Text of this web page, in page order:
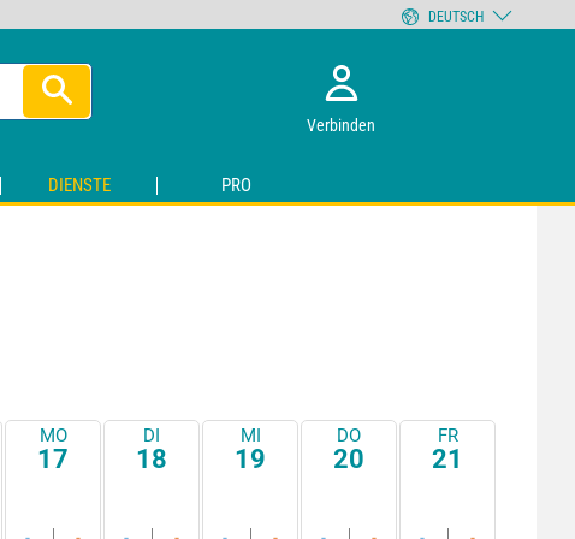
Verbinden
DIENSTE PRO
MO
17
DI
18
MI
19
DO
20
FR
21
DEUTSCH